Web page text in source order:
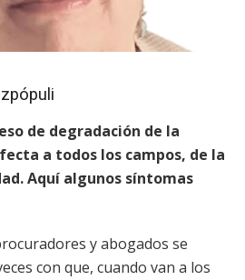
de degradación de la
a todos los campos, de la
Aquí algunos síntomas
y abogados se
con que, cuando van a los